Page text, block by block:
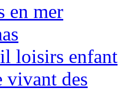
en mer
loisirs enfant
vivant des